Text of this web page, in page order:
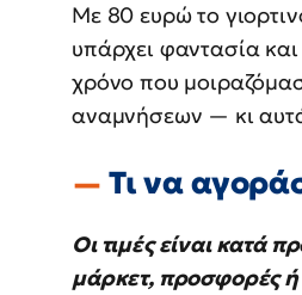
Με 80 ευρώ το
υπάρχει φαντασία
χρόνο που
αναμνήσεων — κι
Τι να
Οι τιμές είναι κατά
μάρκετ, προσφορές